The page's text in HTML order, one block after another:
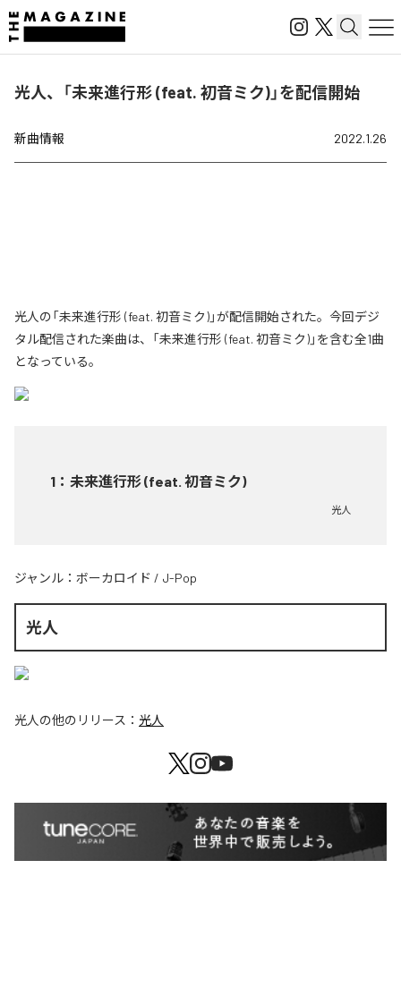
光人、「未来進行形 (feat. 初音ミク)」を配信開始
新曲情報 2022.1.26
光人の「未来進行形 (feat. 初音ミク)」が配信開始された。今回デジ
タル配信された楽曲は、「未来進行形 (feat. 初音ミク)」を含む全1曲
となっている。
1 ： 未来進行形 (feat. 初音ミク)
光人
ジャンル： ボーカロイド / J-Pop
光人
光人 の他のリリース： 光人